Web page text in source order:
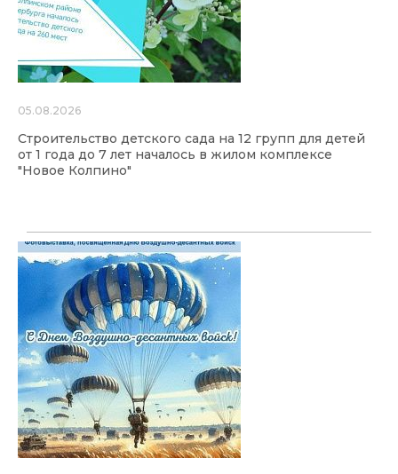
05.08.2026
Строительство детского сада на 12 групп для детей
от 1 года до 7 лет началось в жилом комплексе
"Новое Колпино"